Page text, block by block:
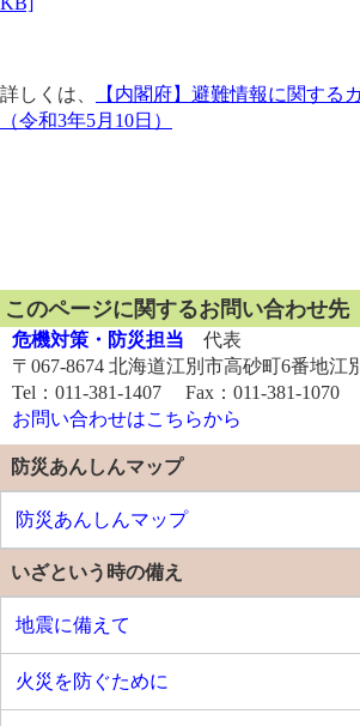
詳しくは、
【内閣府】避難情報に関する
（令和3年5月10日）
このページに関するお問い合わせ先
危機対策・防災担当 代表
〒067-8674 北海道江別市高砂町6番地江
Tel：011-381-1407 Fax：011-381-1070
お問い合わせはこちらから
防災あんしんマップ
防災あんしんマップ
いざという時の備え
地震に備えて
火災を防ぐために